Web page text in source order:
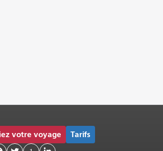
votre voyage Tarifs